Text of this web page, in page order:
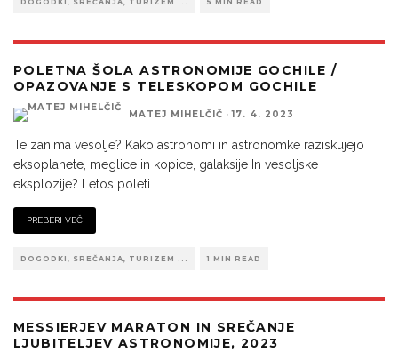
POLETNA ŠOLA ASTRONOMIJE GOCHILE /
OPAZOVANJE S TELESKOPOM GOCHILE
MATEJ MIHELČIČ · 17. 4. 2023
Te zanima vesolje? Kako astronomi in astronomke raziskujejo
eksoplanete, meglice in kopice, galaksije In vesoljske
eksplozije? Letos poleti
PREBERI VEČ
DOGODKI, SREČANJA, TURIZEM ... 1 MIN READ
MESSIERJEV MARATON IN SREČANJE
LJUBITELJEV ASTRONOMIJE, 2023